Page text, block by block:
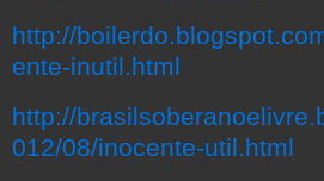
http://
ente-inutil.html
http://
012/08/inocente-util.html